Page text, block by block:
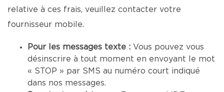
relative à ces frais, veuillez contacter votre
fournisseur mobile.
Pour les messages texte : Vous pouvez vous
désinscrire à tout moment en envoyant le mot
« STOP » par SMS au numéro court indiqué
dans nos messages.